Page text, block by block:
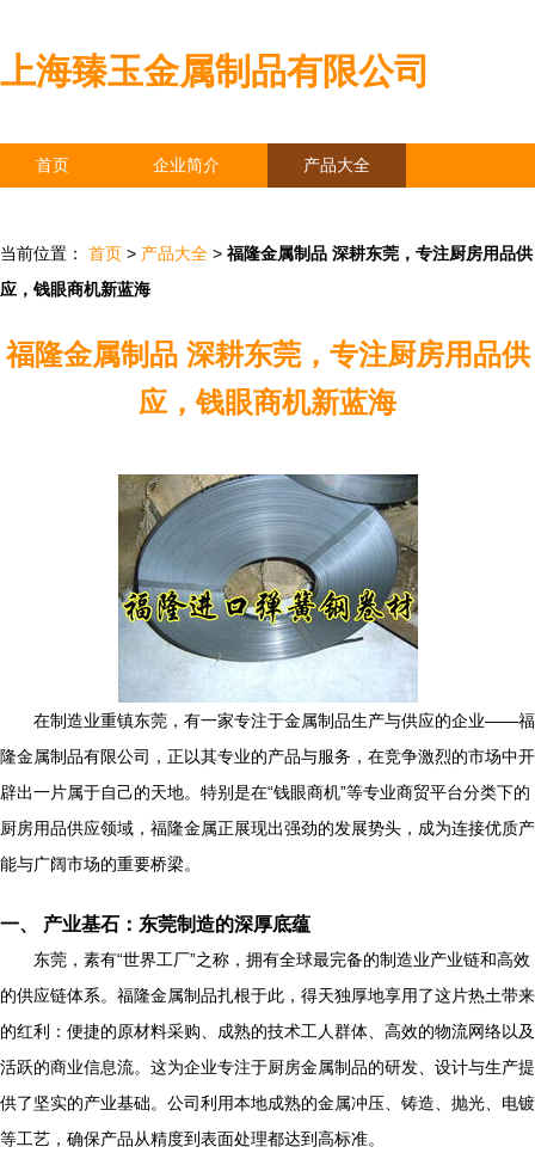
上海臻玉金属制品有限公司
首页 企业简介 产品大全
当前位置： 首页 > 产品大全 > 福隆金属制品 深耕东莞，专注厨房用品供
应，钱眼商机新蓝海
福隆金属制品 深耕东莞，专注厨房用品供
应，钱眼商机新蓝海
在制造业重镇东莞，有一家专注于金属制品生产与供应的企业——福
隆金属制品有限公司，正以其专业的产品与服务，在竞争激烈的市场中开
辟出一片属于自己的天地。特别是在“钱眼商机”等专业商贸平台分类下的
厨房用品供应领域，福隆金属正展现出强劲的发展势头，成为连接优质产
能与广阔市场的重要桥梁。
一、 产业基石：东莞制造的深厚底蕴
东莞，素有“世界工厂”之称，拥有全球最完备的制造业产业链和高效
的供应链体系。福隆金属制品扎根于此，得天独厚地享用了这片热土带来
的红利：便捷的原材料采购、成熟的技术工人群体、高效的物流网络以及
活跃的商业信息流。这为企业专注于厨房金属制品的研发、设计与生产提
供了坚实的产业基础。公司利用本地成熟的金属冲压、铸造、抛光、电镀
等工艺，确保产品从精度到表面处理都达到高标准。